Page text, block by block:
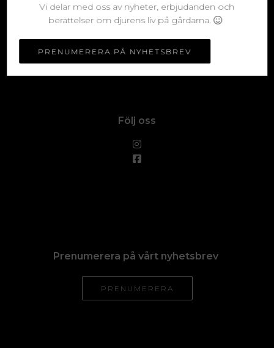
Om oss
Våra Gårdar
Varför Hagalunds Gårdsmat?
Följ oss
Prenumerera på vårt nyhetsbrev
PRENUMERERA
Vi delar med oss av nyheter, erbjudanden och
berättelser om djurens liv på gårdarna.
PRENUMERERA PÅ NYHETSBREV